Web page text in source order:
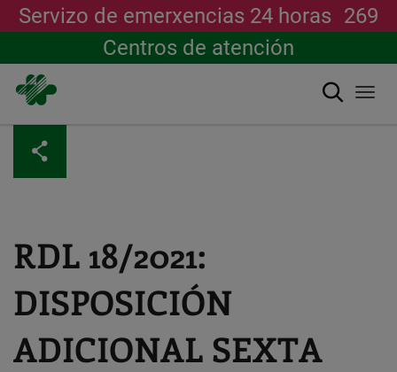
contido
principal
Servizo de emerxencias 24 horas 269
Centros de atención
Buscar
RDL 18/2021:
DISPOSICIÓN
ADICIONAL SEXTA